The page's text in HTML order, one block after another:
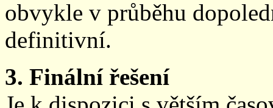
obvykle v průběhu
definitivní.
3. Finální řešení